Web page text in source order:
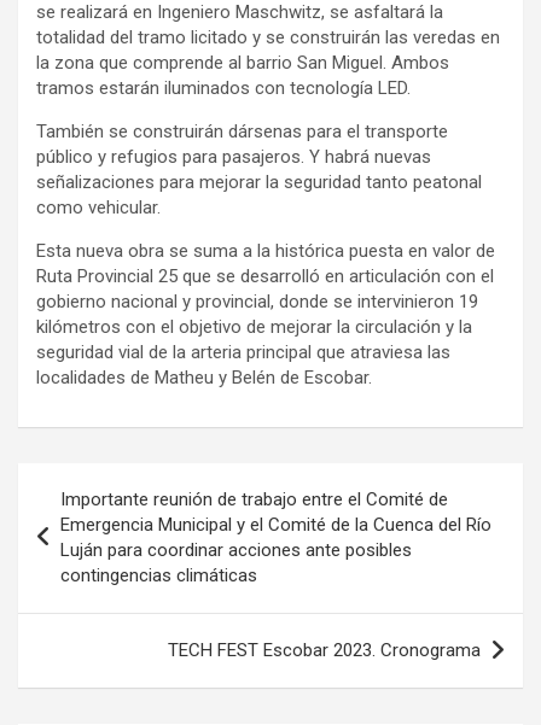
se realizará en Ingeniero Maschwitz, se asfaltará la
totalidad del tramo licitado y se construirán las veredas en
la zona que comprende al barrio San Miguel. Ambos
tramos estarán iluminados con tecnología LED.
También se construirán dársenas para el transporte
público y refugios para pasajeros. Y habrá nuevas
señalizaciones para mejorar la seguridad tanto peatonal
como vehicular.
Esta nueva obra se suma a la histórica puesta en valor de
Ruta Provincial 25 que se desarrolló en articulación con el
gobierno nacional y provincial, donde se intervinieron 19
kilómetros con el objetivo de mejorar la circulación y la
seguridad vial de la arteria principal que atraviesa las
localidades de Matheu y Belén de Escobar.
de
entradas
Importante reunión de trabajo entre el Comité de
Emergencia Municipal y el Comité de la Cuenca del Río
Luján para coordinar acciones ante posibles
contingencias climáticas
TECH FEST Escobar 2023. Cronograma